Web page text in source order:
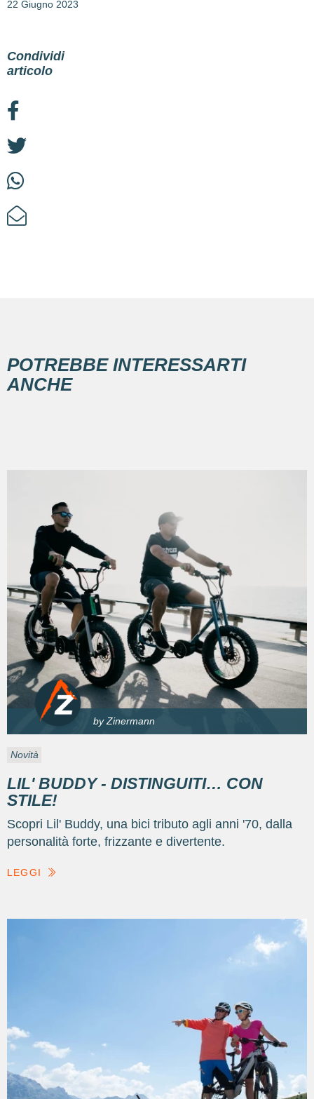
22 Giugno 2023
Condividi
articolo
POTREBBE INTERESSARTI
ANCHE
by Zinermann
Novità
LIL' BUDDY - DISTINGUITI… CON
STILE!
Scopri Lil' Buddy, una bici tributo agli anni '70, dalla
personalità forte, frizzante e divertente.
LEGGI